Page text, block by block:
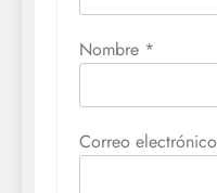
Nombre *
Correo electrónico